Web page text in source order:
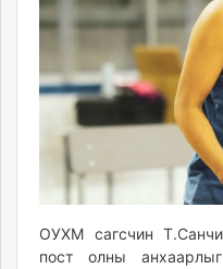
ergelt.mn
today.mn
zuv.mn
mminfo.mn
ugluu.mn
urlag.mn
unen.mn
asu.mn
shudarga.mn
ОУХМ сагсчин
пост олны